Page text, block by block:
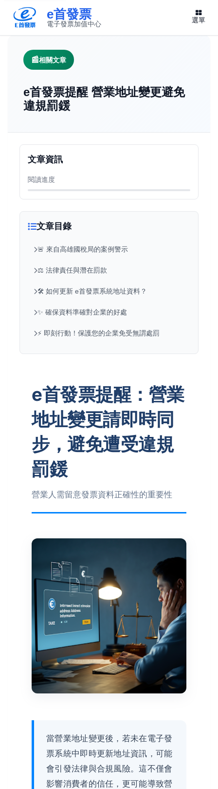
e首發票
電子發票加值中心 選單
相關文章
e首發票提醒 營業地址變更避免
違規罰鍰
文章目錄
🚨 來自高雄國稅局的案例警示
⚖️ 法律責任與潛在罰款
🛠️ 如何更新 e首發票系統地址資料？
✨ 確保資料準確對企業的好處
⚡ 即刻行動！保護您的企業免受無謂處罰
e首發票提醒：營業
地址變更請即時同
步，避免遭受違規
罰鍰
營業人需留意發票資料正確性的重要性
當營業地址變更後，若未在電子發
票系統中即時更新地址資訊，可能
會引發法律與合規風險。這不僅會
影響消費者的信任，更可能導致營
文章資訊
閱讀進度